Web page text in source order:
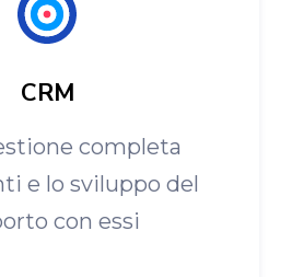
CRM
completa
e lo sviluppo del
con essi